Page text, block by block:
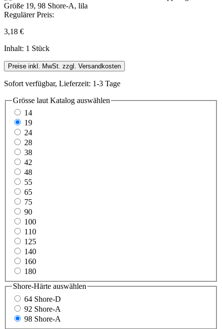
Regulärer Preis:
3,18 €
Inhalt: 1 Stück
Preise inkl. MwSt. zzgl. Versandkosten
Sofort verfügbar, Lieferzeit: 1-3 Tage
Grösse laut Katalog auswählen
14
19
24
28
38
42
48
55
65
75
90
100
110
125
140
160
180
Shore-Härte auswählen
64 Shore-D
92 Shore-A
98 Shore-A